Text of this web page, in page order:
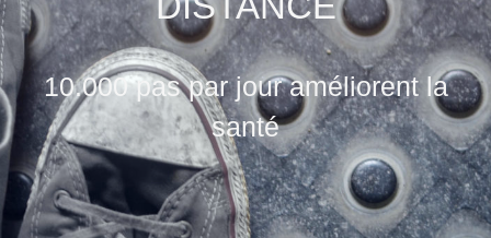
10.000 pas par jour améliorent la
santé